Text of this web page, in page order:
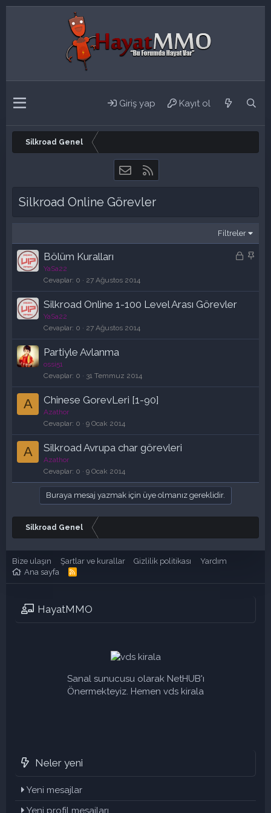
Giriş yap Kayıt ol
Silkroad Genel
Bize ulaşın
Silkroad Online Görevler
Filtreler
K
i
S
i
Bölüm Kuralları
YaSa22
Cevaplar 0 27 Ağustos 2014
Silkroad Online 1-100 Level Arası Görevler
YaSa22
Cevaplar 0 27 Ağustos 2014
Partiyle Avlanma
ossi51
Cevaplar 0 31 Temmuz 2014
A Chinese GorevLeri [1-90]
Azathor
Cevaplar 0 9 Ocak 2014
A Silkroad Avrupa char görevleri
Azathor
Cevaplar 0 9 Ocak 2014
Buraya mesaj yazmak için üye olmanız gereklidir.
Silkroad Genel
Bize ulaşın Şartlar ve kurallar Gizlilik politikası
Yardım
Ana sayfa
R
HayatMMO
Sanal sunucusu olarak NetHUB'ı
Önermekteyiz. Hemen vds kirala
Neler yeni
Yeni mesajlar
Yeni profil mesajları